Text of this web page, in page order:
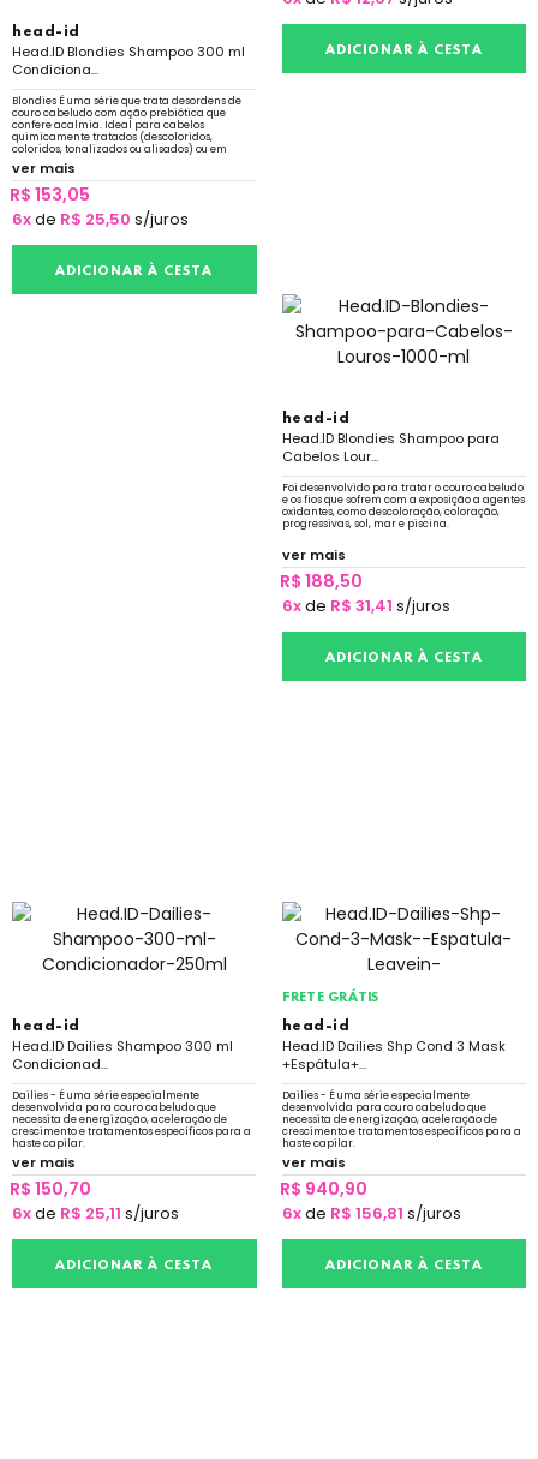
head-id
Head.ID Blondies Shampoo 300 ml
Condiciona...
Blondies É uma série que trata desordens de
couro cabeludo com ação prebiótica que
confere acalmia. Ideal para cabelos
quimicamente tratados (descoloridos,
coloridos, tonalizados ou alisados) ou em
constante exposição a sol, mar e piscina.
ver mais
R$ 153,05
6xde R$ 25,50 s/juros
ADICIONAR À CESTA
ADICIONAR À CESTA
head-id
Head.ID Blondies Shampoo para
Cabelos Lour...
Foi desenvolvido para tratar o couro cabeludo
e os fios que sofrem com a exposição a agentes
oxidantes, como descoloração, coloração,
progressivas, sol, mar e piscina.
ver mais
R$ 188,50
6xde R$ 31,41 s/juros
ADICIONAR À CESTA
head-id
Head.ID Dailies Shampoo 300 ml
Condicionad...
Dailies - É uma série especialmente
desenvolvida para couro cabeludo que
necessita de energização, aceleração de
crescimento e tratamentos específicos para a
haste capilar.
ver mais
R$ 150,70
6xde R$ 25,11 s/juros
ADICIONAR À CESTA
FRETE GRÁTIS
head-id
Head.ID Dailies Shp Cond 3 Mask
+Espátula+...
Dailies - É uma série especialmente
desenvolvida para couro cabeludo que
necessita de energização, aceleração de
crescimento e tratamentos específicos para a
haste capilar.
ver mais
R$ 940,90
6xde R$ 156,81 s/juros
ADICIONAR À CESTA